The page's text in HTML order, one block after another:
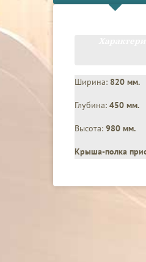
Ширина: 820 мм.
Глубина: 450 мм.
Высота: 980 мм.
Крыша-полка